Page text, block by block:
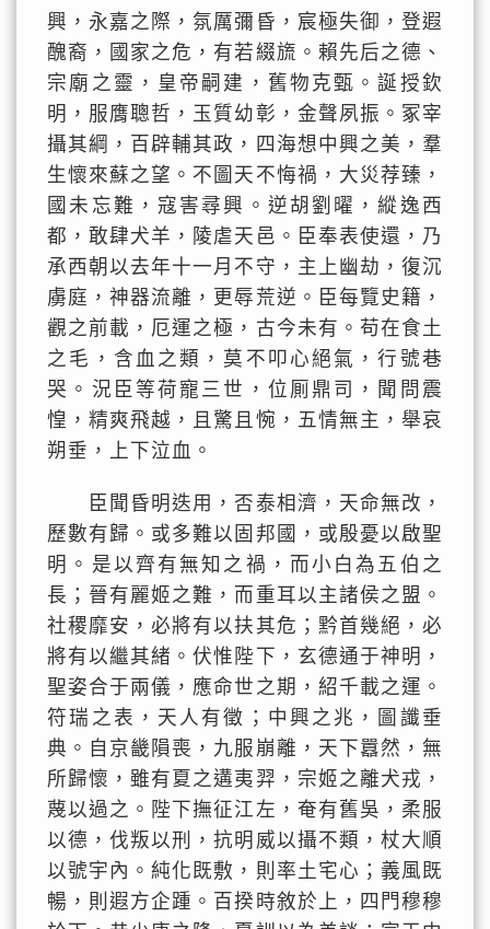
興，永嘉之際，氛厲彌昏，宸極失御，登遐
醜裔，國家之危，有若綴旒。賴先后之德、
宗廟之靈，皇帝嗣建，舊物克甄。誕授欽
明，服膺聰哲，玉質幼彰，金聲夙振。冢宰
攝其綱，百辟輔其政，四海想中興之美，羣
生懷來蘇之望。不圖天不悔禍，大災荐臻，
國未忘難，寇害尋興。逆胡劉曜，縱逸西
都，敢肆犬羊，陵虐天邑。臣奉表使還，乃
承西朝以去年十一月不守，主上幽劫，復沉
虜庭，神器流離，更辱荒逆。臣每覽史籍，
觀之前載，厄運之極，古今未有。苟在食土
之毛，含血之類，莫不叩心絕氣，行號巷
哭。況臣等荷寵三世，位厠鼎司，聞問震
惶，精爽飛越，且驚且惋，五情無主，舉哀
朔垂，上下泣血。
臣聞昏明迭用，否泰相濟，天命無改，
歷數有歸。或多難以固邦國，或殷憂以啟聖
明。是以齊有無知之禍，而小白為五伯之
長；晉有麗姬之難，而重耳以主諸侯之盟。
社稷靡安，必將有以扶其危；黔首幾絕，必
將有以繼其緒。伏惟陛下，玄德通于神明，
聖姿合于兩儀，應命世之期，紹千載之運。
符瑞之表，天人有徵；中興之兆，圖讖垂
典。自京畿隕喪，九服崩離，天下囂然，無
所歸懷，雖有夏之遘夷羿，宗姬之離犬戎，
蔑以過之。陛下撫征江左，奄有舊吳，柔服
以德，伐叛以刑，抗明威以攝不類，杖大順
以號宇內。純化既敷，則率土宅心；義風既
暢，則遐方企踵。百揆時敘於上，四門穆穆